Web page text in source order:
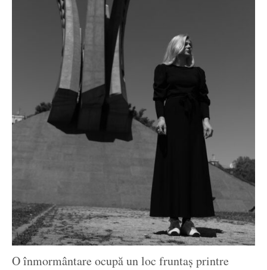
O înmormântare ocupă un loc fruntaș printre